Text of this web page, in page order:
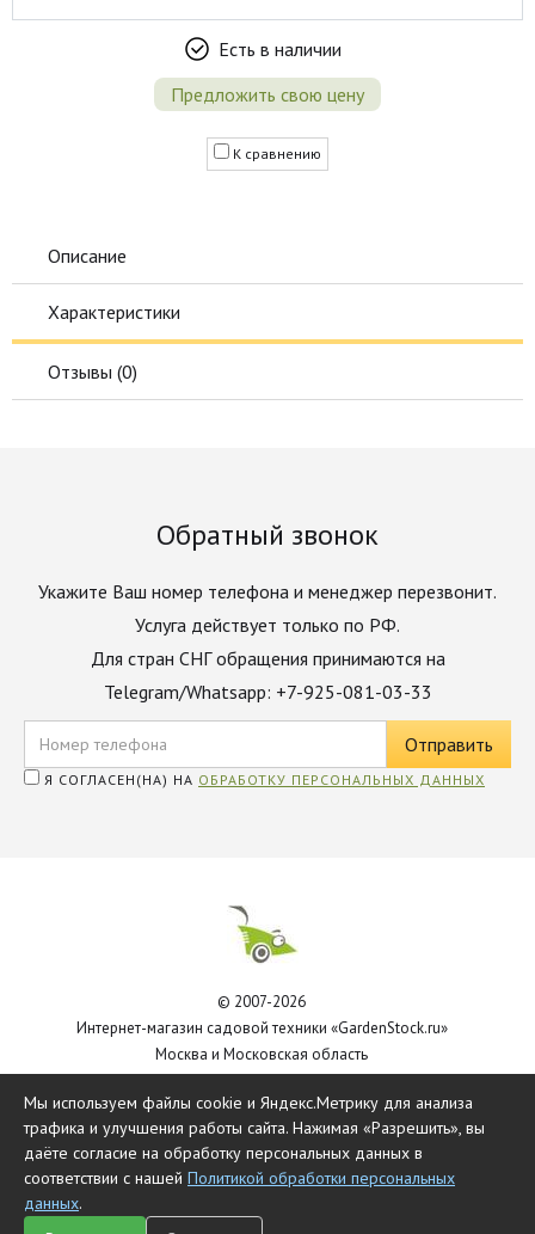
Есть в наличии
Предложить свою цену
К сравнению
Описание
Характеристики
Отзывы (0)
Обратный звонок
Укажите Ваш номер телефона и менеджер перезвонит.
Услуга действует только по РФ.
Для стран СНГ обращения принимаются на
Telegram/Whatsapp: +7-925-081-03-33
Я СОГЛАСЕН(НА) НА ОБРАБОТКУ ПЕРСОНАЛЬНЫХ ДАННЫХ
© 2007-2026
Интернет-магазин садовой техники «GardenStock.ru»
Москва и Московская область
Мы используем файлы cookie и Яндекс.Метрику для анализа
трафика и улучшения работы сайта. Нажимая «Разрешить», вы
даёте согласие на обработку персональных данных в
соответствии с нашей Политикой обработки персональных
данных.